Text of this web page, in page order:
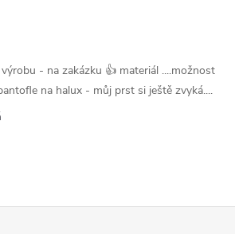
- na zakázku 👍 materiál ....možnost
na halux - můj prst si ještě zvyká....